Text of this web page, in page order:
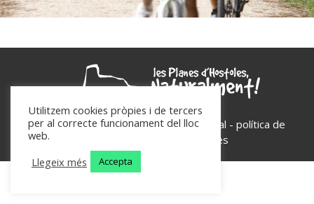
Les Planes d'Hostoles - 2026 - avís legal - política de
política de cookies
Utilitzem cookies pròpies i de tercers
per al correcte funcionament del lloc
web.
Llegeix més
Accepta